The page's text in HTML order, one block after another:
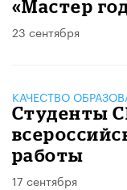
«Мастер
23 сентября
КАЧЕСТВО
Студенты
работы
17 сентября